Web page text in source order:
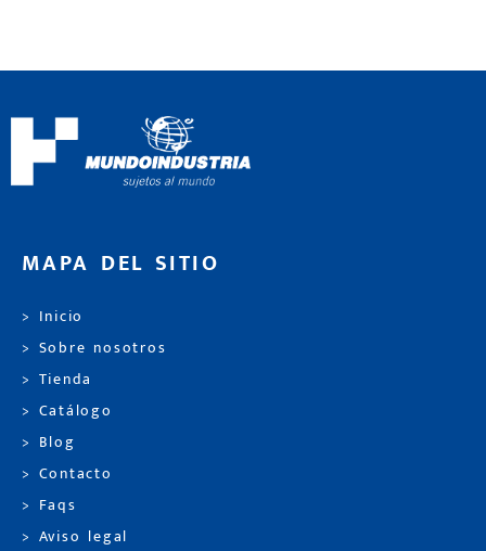
MAPA DEL SITIO
> Inicio
> Sobre nosotros
> Tienda
> Catálogo
> Blog
> Contacto
> Faqs
> Aviso legal